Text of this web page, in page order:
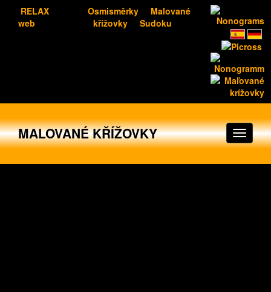
RELAX
web
Osmisměrky
Malované
křížovky
Sudoku
MALOVANÉ KŘÍŽOVKY